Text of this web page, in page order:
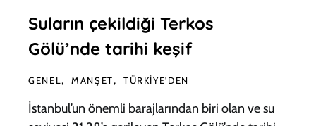
Suların çekildiği Terkos
Gölü’nde tarihi keşif
GENEL MANŞET TÜRKIYE'DEN
İstanbul’un önemli barajlarından biri olan ve su